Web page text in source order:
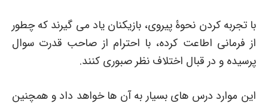
با تجربه کردن نحوۀ پیروی، بازیکنان یاد می گیرند که چطور
از فرمانی اطاعت کرده، با احترام از صاحب قدرت سوال
پرسیده و در قبال اختلاف نظر صبوری کنند.
این موارد درس های بسیار به آن ها خواهد داد و همچنین